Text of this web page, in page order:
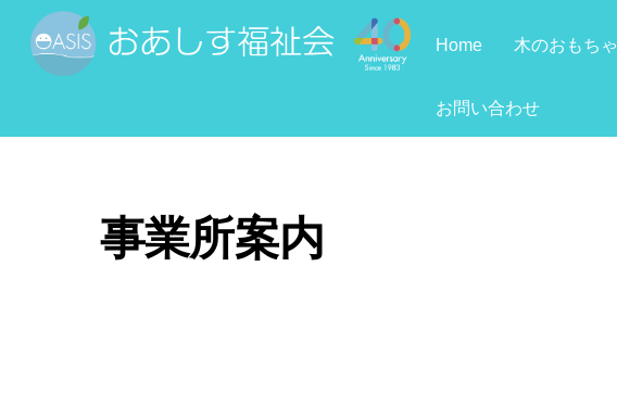
content
Home 木のおもちゃ
お問い合わせ
事業所案内